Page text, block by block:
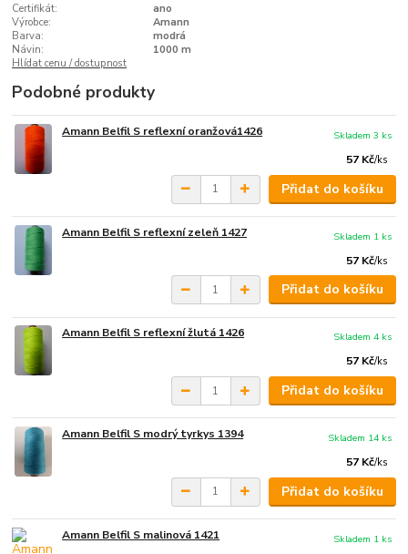
Certifikát:
ano
Výrobce:
Amann
Barva:
modrá
Návin:
1000 m
Hlídat cenu / dostupnost
Podobné produkty
Amann Belfil S reflexní oranžová1426
57 Kč/ks
Skladem 3 ks
Přidat do košíku
Amann Belfil S reflexní zeleň 1427
57 Kč/ks
Skladem 1 ks
Přidat do košíku
Amann Belfil S reflexní žlutá 1426
57 Kč/ks
Skladem 4 ks
Přidat do košíku
Amann Belfil S modrý tyrkys 1394
57 Kč/ks
Skladem 14 ks
Přidat do košíku
Amann Belfil S malinová 1421
Skladem 1 ks